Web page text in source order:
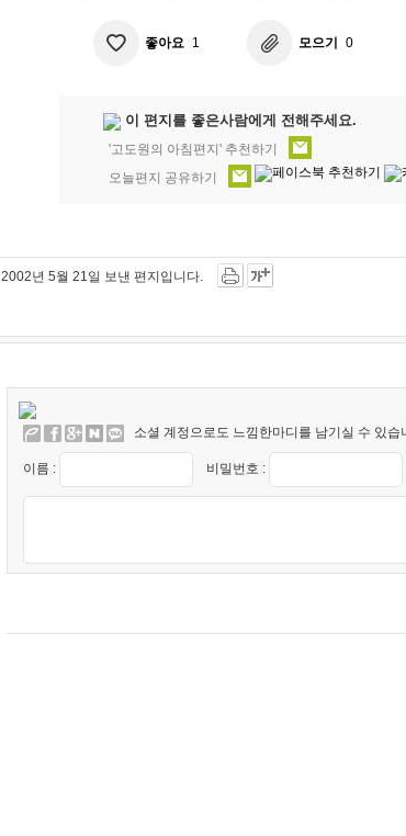
좋아요 1 모으기 0
이 편지를 좋은사람에게 전해주세요.
'고도원의 아침편지' 추천하기
오늘편지 공유하기
2002년 5월 21일 보낸 편지입니다.
소셜 계정으로도 느낌한마디를 남기실 수 있습
이름 : 비밀번호 :